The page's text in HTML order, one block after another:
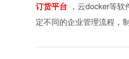
订货平台 ，云docker等
定不同的企业管理流程，